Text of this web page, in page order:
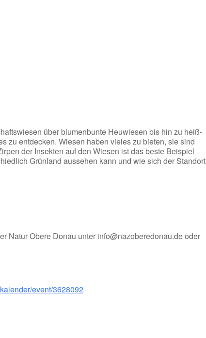
über blumenbunte Heuwiesen bis hin zu heiß-
zu entdecken. Wiesen haben vieles zu bieten, sie sind
der Insekten auf den Wiesen ist das beste Beispiel
Grünland aussehen kann und wie sich der Standort
Natur Obere Donau unter info@nazoberedonau.de oder
event/3628092